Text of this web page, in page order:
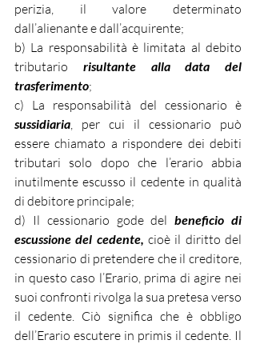
perizia, il valore determinato
dall’alienante e dall’acquirente;
b) La responsabilità è limitata al debito
tributario risultante alla data del
trasferimento;
sussidiaria, per cui il cessionario può
essere chiamato a rispondere dei debiti
tributari solo dopo che l’erario abbia
inutilmente escusso il cedente in qualità
di debitore principale;
d) Il cessionario gode del beneficio di
escussione del cedente, cioè il diritto del
cessionario di pretendere che il creditore,
in questo caso l’Erario, prima di agire nei
suoi confronti rivolga la sua pretesa verso
il cedente. Ciò significa che è obbligo
dell’Erario escutere in primis il cedente. Il